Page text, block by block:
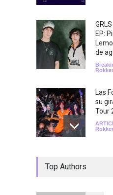
EP:
de
Las
su
Tour
Top Authors